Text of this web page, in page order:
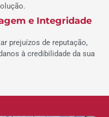
e Integridade
prejuízos de reputação,
à credibilidade da sua